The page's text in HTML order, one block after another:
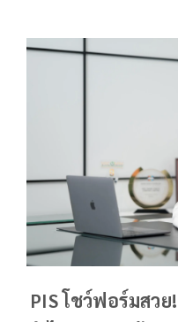
PIS โชว์ฟอร์มสว